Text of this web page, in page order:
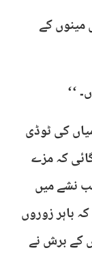
کے
‘‘
کی ٹوڈی
کہ مزے
نشے میں
باہر زوروں
کے برش نے